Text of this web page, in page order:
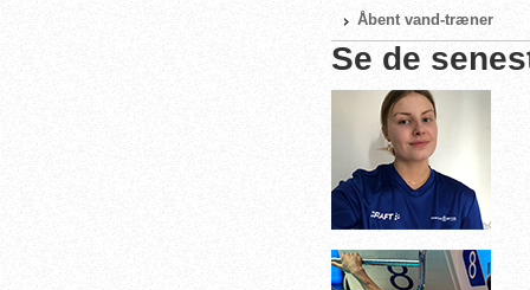
Åbent vand-træner
Se de